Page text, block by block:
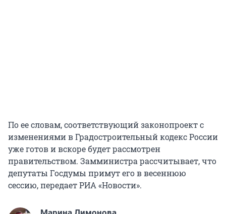
По ее словам, соответствующий законопроект с
изменениями в Градостроительный кодекс России
уже готов и вскоре будет рассмотрен
правительством. Замминистра рассчитывает, что
депутаты Госдумы примут его в весеннюю
сессию, передает РИА «Новости».